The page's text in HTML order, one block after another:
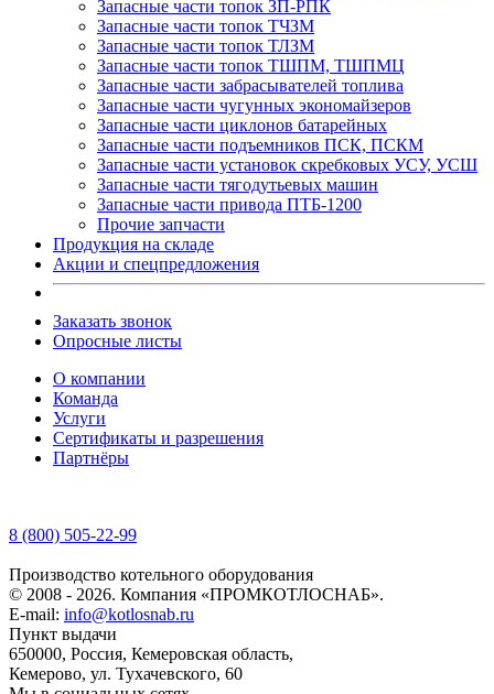
Запасные части топок ЗП-РПК
Запасные части топок ТЧЗМ
Запасные части топок ТЛЗМ
Запасные части топок ТШПМ, ТШПМЦ
Запасные части забрасывателей топлива
Запасные части чугунных экономайзеров
Запасные части циклонов батарейных
Запасные части подъемников ПСК, ПСКМ
Запасные части установок скребковых УСУ, УСШ
Запасные части тягодутьевых машин
Запасные части привода ПТБ-1200
Прочие запчасти
Продукция на складе
Акции и спецпредложения
Заказать звонок
Опросные листы
О компании
Команда
Услуги
Сертификаты и разрешения
Партнёры
8 (800) 505-22-99
Производство котельного оборудования
© 2008 - 2026. Компания «ПРОМКОТЛОСНАБ».
E-mail: info@kotlosnab.ru
Пункт выдачи
650000, Россия, Кемеровская область,
Кемерово, ул. Тухачевского, 60